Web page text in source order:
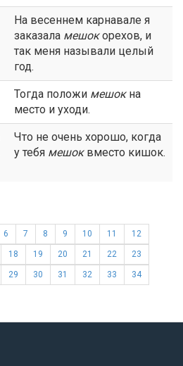
На весеннем карнавале я
заказала мешокорехов, и
так меня называли целый
год.
Тогда положи мешокна
место и уходи.
Что не очень хорошо, когда
у тебя мешоквместо кишок.
6 7 8 9 10 11 12
18 19 20 21 22 23
29 30 31 32 33 34